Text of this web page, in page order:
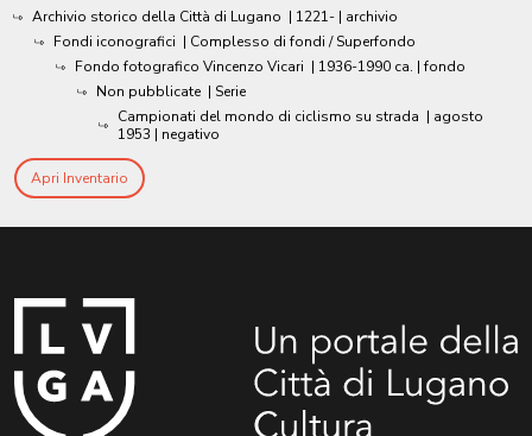
Archivio storico della Città di Lugano | 1221- | archivio
Fondi iconografici | Complesso di fondi / Superfondo
Fondo fotografico Vincenzo Vicari | 1936-1990 ca. | fondo
Non pubblicate | Serie
Campionati del mondo di ciclismo su strada | agosto
1953 | negativo
Apri Inventario